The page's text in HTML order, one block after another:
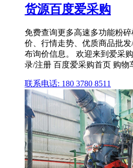
货源百度爱采购
免费查询更多高速多功能粉
价、行情走势、优质商品批
布询价信息。 欢迎来到爱采
录/注册 百度爱采购首页 购物
联系电话: 180 3780 8511